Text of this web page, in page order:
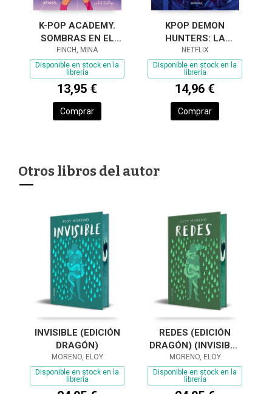
K-POP ACADEMY.
SOMBRAS EN EL
ESCENARIO
FINCH, MINA
Disponible en stock en la
librería
13,95 €
Comprar
KPOP DEMON
HUNTERS: LA
NOVELA OFICIAL
NETFLIX
Disponible en stock en la
librería
14,96 €
Comprar
Otros libros del autor
INVISIBLE (EDICIÓN
DRAGÓN)
MORENO, ELOY
Disponible en stock en la
librería
REDES (EDICIÓN
DRAGÓN) (INVISIBLE
2)
MORENO, ELOY
Disponible en stock en la
librería